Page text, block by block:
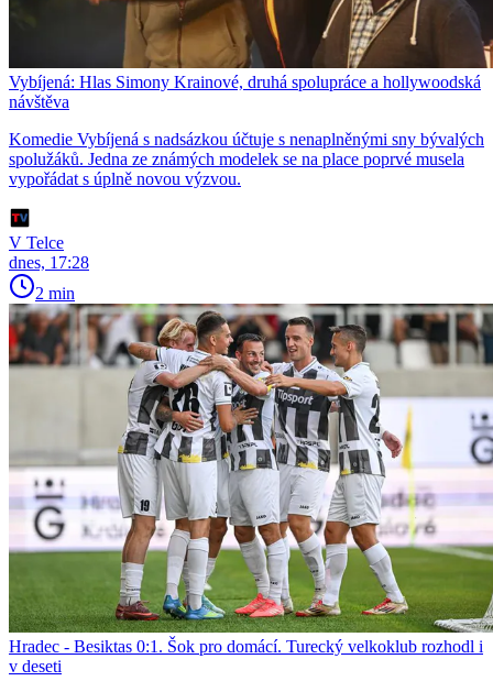
Vybíjená: Hlas Simony Krainové, druhá spolupráce a hollywoodská
návštěva
Komedie Vybíjená s nadsázkou účtuje s nenaplněnými sny bývalých
spolužáků. Jedna ze známých modelek se na place poprvé musela
vypořádat s úplně novou výzvou.
V Telce
dnes, 17:28
2 min
Hradec - Besiktas 0:1. Šok pro domácí. Turecký velkoklub rozhodl i
v deseti